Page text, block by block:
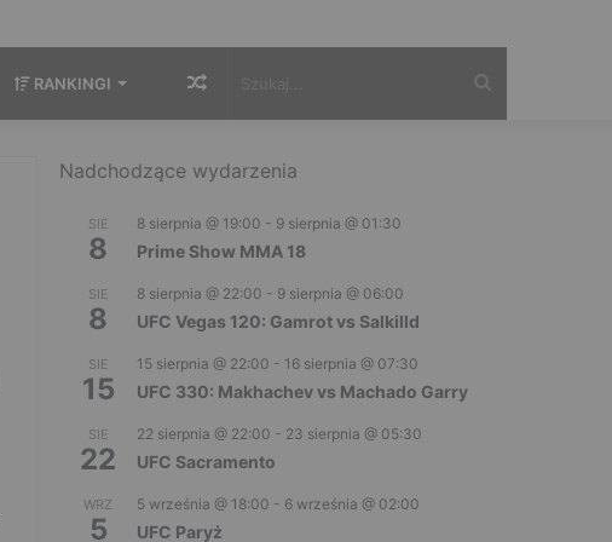
RANKINGI Losowy
Nadchodzące wydarzenia
SIE
8
8 sierpnia @ 19:00 - 9 sierpnia @ 01:30
Prime Show MMA 18
SIE
8
8 sierpnia @ 22:00 - 9 sierpnia @ 06:00
UFC Vegas 120: Gamrot vs Salkilld
SIE
15
15 sierpnia @ 22:00 - 16 sierpnia @ 07:30
UFC 330: Makhachev vs Machado Garry
SIE
22
22 sierpnia @ 22:00 - 23 sierpnia @ 05:30
UFC Sacramento
WRZ
5
5 września @ 18:00 - 6 września @ 02:00
UFC Paryż